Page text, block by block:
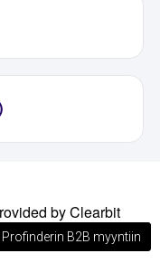
by Clearbit
B2B myyntiin